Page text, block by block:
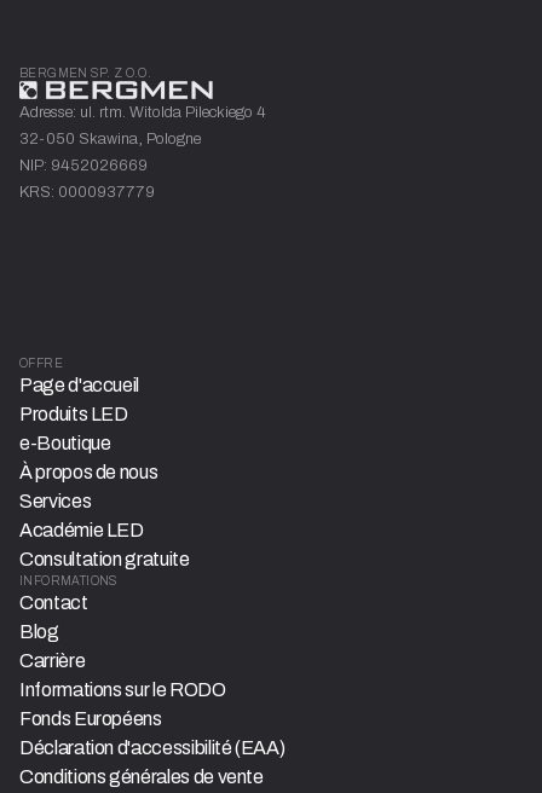
BERGMEN SP. Z O.O.
Adresse: ul. rtm. Witolda Pileckiego 4
32-050 Skawina, Pologne
NIP: 9452026669
KRS: 0000937779
OFFRE
Page d'accueil
Produits LED
e-Boutique
À propos de nous
Services
Académie LED
Consultation gratuite
INFORMATIONS
Contact
Blog
Carrière
Informations sur le RODO
Fonds Européens
Déclaration d'accessibilité (EAA)
Conditions générales de vente